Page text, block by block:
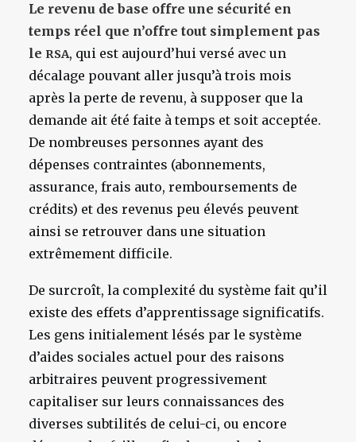
Le revenu de base offre une sécurité en
temps réel que n’offre tout simplement pas
le RSA, qui est aujourd’hui versé avec un
décalage pouvant aller jusqu’à trois mois
après la perte de revenu, à supposer que la
demande ait été faite à temps et soit acceptée.
De nombreuses personnes ayant des
dépenses contraintes (abonnements,
assurance, frais auto, remboursements de
crédits) et des revenus peu élevés peuvent
ainsi se retrouver dans une situation
extrêmement difficile.
De surcroît, la complexité du système fait qu’il
existe des effets d’apprentissage significatifs.
Les gens initialement lésés par le système
d’aides sociales actuel pour des raisons
arbitraires peuvent progressivement
capitaliser sur leurs connaissances des
diverses subtilités de celui-ci, ou encore